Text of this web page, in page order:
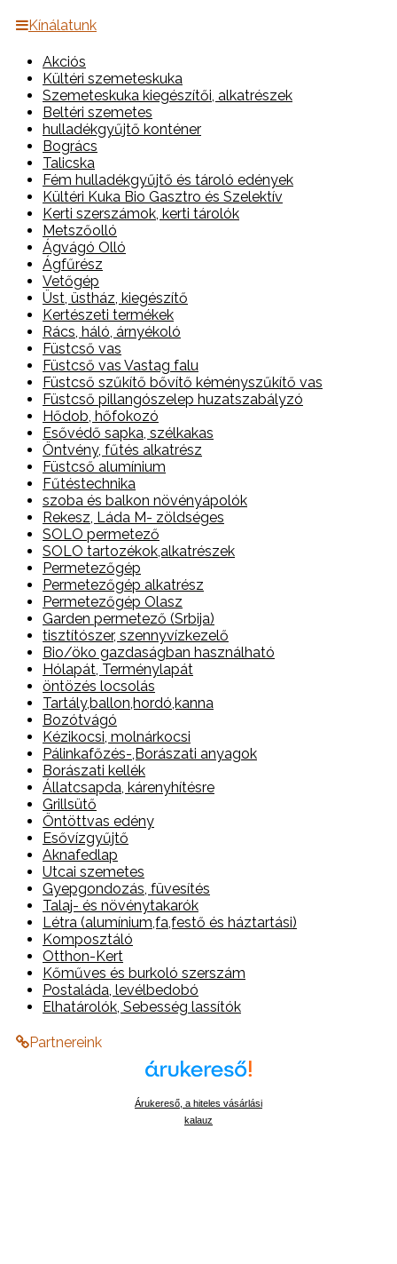
Kínálatunk
Akciós
Kültéri szemeteskuka
Szemeteskuka kiegészítői, alkatrészek
Beltéri szemetes
hulladékgyűjtő konténer
Bogrács
Talicska
Fém hulladékgyűjtő és tároló edények
Kültéri Kuka Bio Gasztro és Szelektív
Kerti szerszámok, kerti tárolók
Metszőolló
Ágvágó Olló
Ágfűrész
Vetőgép
Üst, üstház, kiegészítő
Kertészeti termékek
Rács, háló, árnyékoló
Füstcső vas
Füstcső vas Vastag falu
Füstcső szűkítő bővítő kéményszűkítő vas
Füstcső pillangószelep huzatszabályzó
Hődob, hőfokozó
Esővédő sapka, szélkakas
Öntvény, fűtés alkatrész
Füstcső alumínium
Fűtéstechnika
szoba és balkon növényápolók
Rekesz, Láda M- zöldséges
SOLO permetező
SOLO tartozékok,alkatrészek
Permetezőgép
Permetezőgép alkatrész
Permetezőgép Olasz
Garden permetező (Srbija)
tisztítószer, szennyvízkezelő
Bio/öko gazdaságban használható
Hólapát, Terménylapát
öntözés locsolás
Tartály,ballon,hordó,kanna
Bozótvágó
Kézikocsi, molnárkocsi
Pálinkafőzés-,Borászati anyagok
Borászati kellék
Állatcsapda, kárenyhítésre
Grillsütő
Öntöttvas edény
Esővízgyűjtő
Aknafedlap
Utcai szemetes
Gyepgondozás, füvesítés
Talaj- és növénytakarók
Létra (alumínium,fa,festő és háztartási)
Komposztáló
Otthon-Kert
Kőműves és burkoló szerszám
Postaláda, levélbedobó
Elhatárolók, Sebesség lassítók
Partnereink
Árukereső, a hiteles vásárlási
kalauz